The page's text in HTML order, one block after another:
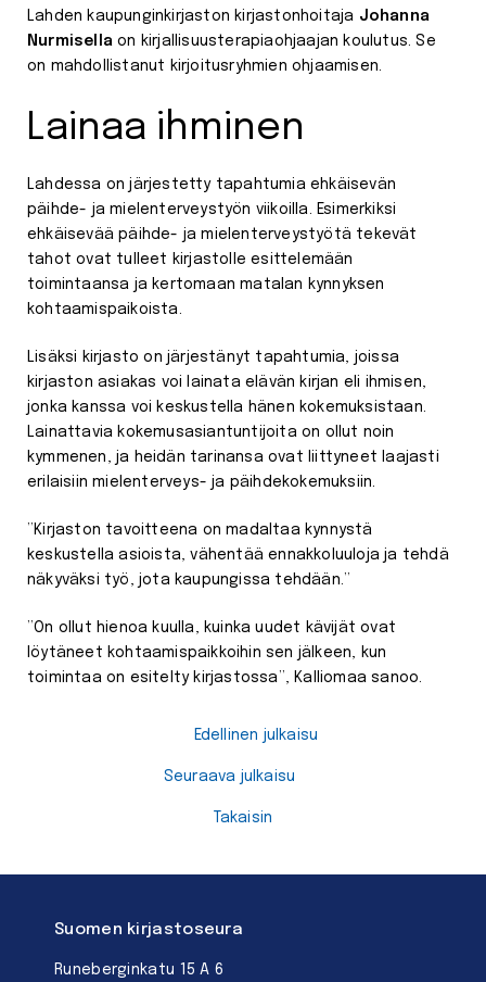
Lahden kaupunginkirjaston kirjastonhoitaja Johanna
Nurmisella on kirjallisuusterapiaohjaajan koulutus. Se
on mahdollistanut kirjoitusryhmien ohjaamisen.
Lainaa ihminen
Lahdessa on järjestetty tapahtumia ehkäisevän
päihde- ja mielenterveystyön viikoilla. Esimerkiksi
ehkäisevää päihde- ja mielenterveystyötä tekevät
tahot ovat tulleet kirjastolle esittelemään
toimintaansa ja kertomaan matalan kynnyksen
kohtaamispaikoista.
Lisäksi kirjasto on järjestänyt tapahtumia, joissa
kirjaston asiakas voi lainata elävän kirjan eli ihmisen,
jonka kanssa voi keskustella hänen kokemuksistaan.
Lainattavia kokemusasiantuntijoita on ollut noin
kymmenen, ja heidän tarinansa ovat liittyneet laajasti
erilaisiin mielenterveys- ja päihdekokemuksiin.
”Kirjaston tavoitteena on madaltaa kynnystä
keskustella asioista, vähentää ennakkoluuloja ja tehdä
näkyväksi työ, jota kaupungissa tehdään.”
”On ollut hienoa kuulla, kuinka uudet kävijät ovat
löytäneet kohtaamispaikkoihin sen jälkeen, kun
toimintaa on esitelty kirjastossa”, Kalliomaa sanoo.
Edellinen julkaisu
Takaisin
Seuraava julkaisu
Suomen kirjastoseura
Runeberginkatu 15 A 6